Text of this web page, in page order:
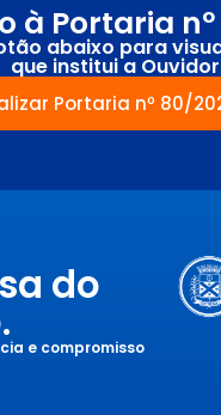
à Portaria
abaixo para
que institui a
Portaria nº 80/
do
e compromisso